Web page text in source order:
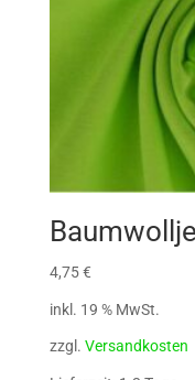
4,75€
inkl. 19 % MwSt.
zzgl. Versandkosten